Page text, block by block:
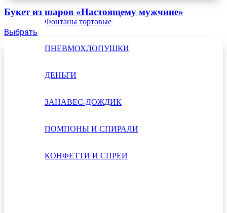
Фонтаны тортовые
ПНЕВМОХЛОПУШКИ
ДЕНЬГИ
ЗАНАВЕС-ДОЖДИК
ПОМПОНЫ И СПИРАЛИ
КОНФЕТТИ И СПРЕИ
Букет из шаров «Настоящему мужчине»
Выбрать